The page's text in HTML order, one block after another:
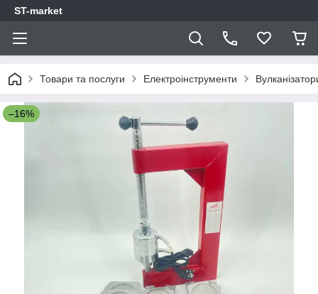
ST-market
Товари та послуги Електроінструменти
–16%